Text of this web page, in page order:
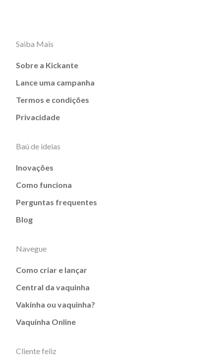
Saiba Mais
Sobre a Kickante
Lance uma campanha
Termos e condições
Privacidade
Baú de ideias
Inovações
Como funciona
Perguntas frequentes
Blog
Navegue
Como criar e lançar
Central da vaquinha
Vakinha ou vaquinha?
Vaquinha Online
Cliente feliz